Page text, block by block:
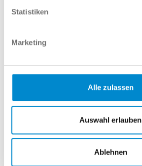
Statistiken
Marketing
Alle zulassen
Auswahl erlauben
Ablehnen
E-Mail
Nachricht